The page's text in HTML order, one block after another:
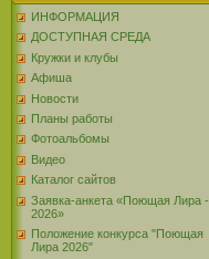
ИНФОРМАЦИЯ
ДОСТУПНАЯ СРЕДА
Кружки и клубы
Афиша
Новости
Планы работы
Фотоальбомы
Видео
Каталог сайтов
Заявка-анкета «Поющая Лира -
2026»
Положение конкурса "Поющая
Лира 2026"